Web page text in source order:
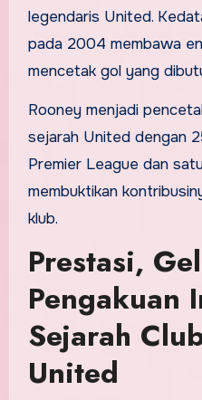
legendaris United.
pada 2004 membawa
mencetak gol yang
Rooney menjadi
sejarah United dengan
Premier League dan
membuktikan
klub.
Prestasi,
Pengakuan
Sejarah
United